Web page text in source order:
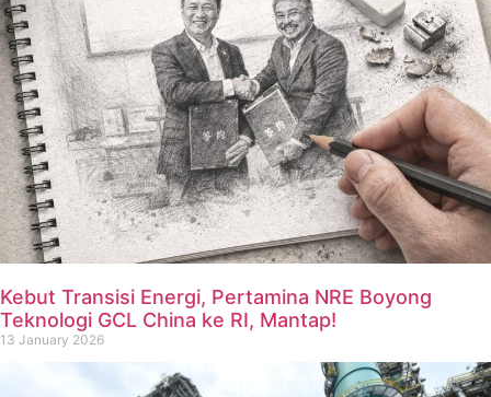
Kebut Transisi Energi, Pertamina NRE Boyong
Teknologi GCL China ke RI, Mantap!
13 January 2026